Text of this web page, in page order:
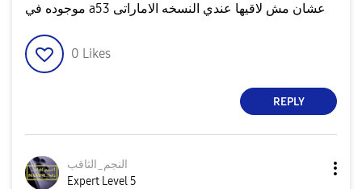
موجوده في a53 عشان مش لاقيها عندي النسخه الاماراتى
0 Likes
REPLY
النجم_الثاقب
Expert Level 5